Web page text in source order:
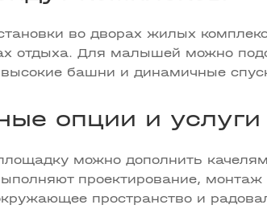
во дворах жилых
отдыха. Для малышей можно
башни и динамичные
опции и услуги
можно дополнить
проектирование,
пространство и